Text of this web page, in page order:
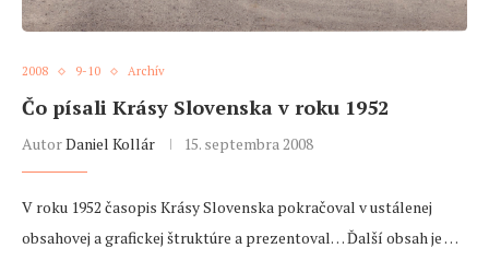
2008 9-10 Archív
Čo písali Krásy Slovenska v roku 1952
AutorDaniel Kollár 15. septembra 2008
V roku 1952 časopis Krásy Slovenska pokračoval v ustálenej
obsahovej a grafickej štruktúre a prezentoval… Ďalší obsah je …